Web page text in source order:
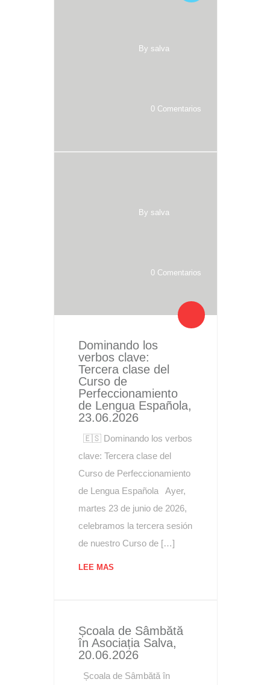
By salva
0 Comentarios
By salva
0 Comentarios
Dominando los
verbos clave:
Tercera clase del
Curso de
Perfeccionamiento
de Lengua Española,
23.06.2026
🇪🇸 Dominando los verbos
clave: Tercera clase del
Curso de Perfeccionamiento
de Lengua Española Ayer,
martes 23 de junio de 2026,
celebramos la tercera sesión
de nuestro Curso de […]
LEE MAS
Școala de Sâmbătă
în Asociația Salva,
20.06.2026
Școala de Sâmbătă în